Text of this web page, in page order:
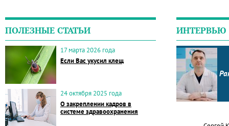
ПОЛЕЗНЫЕ СТАТЬИ
17 марта 2026 года
Если Вас укусил клещ
24 октября 2025 года
О закреплении кадров в
системе здравоохранения
ИНТЕРВЬЮ